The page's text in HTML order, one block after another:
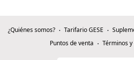
¿Quiénes somos? Tarifario GESE
Puntos de venta
Términos